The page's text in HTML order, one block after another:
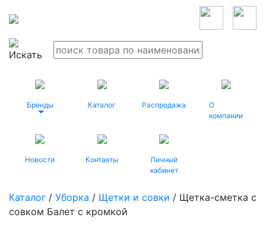
Бренды Каталог Распродажа
О
компании
Новости Контакты
Личный
кабинет
Каталог / Уборка / Щетки и совки / Щетка-сметка с
совком Балет с кромкой